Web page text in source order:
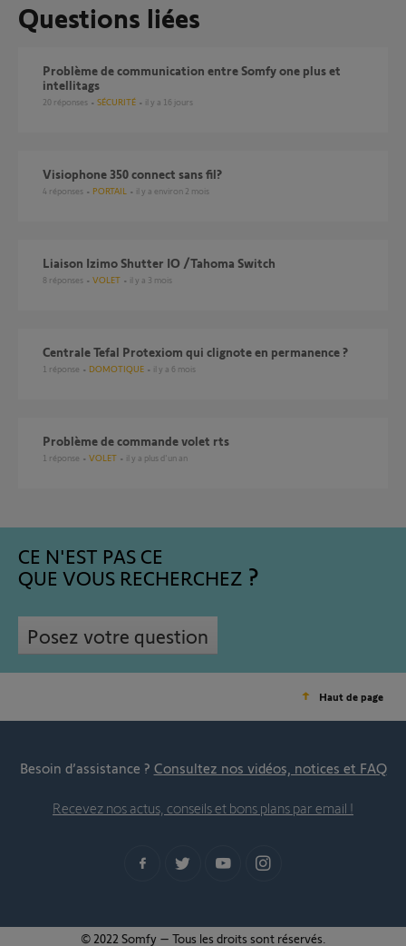
Questions liées
Problème de communication entre Somfy one plus et
intellitags
20 réponses SÉCURITÉ il y a 16 jours
visiophone 350 connect sans fil?
4 réponses PORTAIL il y a environ 2 mois
Liaison Izimo Shutter IO /Tahoma Switch
8 réponses VOLET il y a 3 mois
Centrale Tefal Protexiom qui clignote en permanence ?
1 réponse DOMOTIQUE il y a 6 mois
problème de commande volet rts
1 réponse VOLET il y a plus d'un an
CE N'EST PAS CE
QUE VOUS RECHERCHEZ
Posez votre question
Haut de page
Besoin d’assistance ? Consultez nos vidéos, notices et FAQ
Recevez nos actus, conseils et bons plans par email !
© 2022 Somfy – Tous les droits sont réservés.